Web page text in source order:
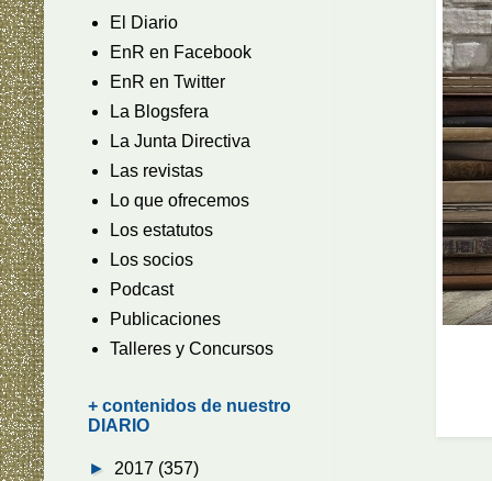
El Diario
EnR en Facebook
EnR en Twitter
La Blogsfera
La Junta Directiva
Las revistas
Lo que ofrecemos
Los estatutos
Los socios
Podcast
Publicaciones
Talleres y Concursos
+ contenidos de nuestro
DIARIO
► 2017 (357)